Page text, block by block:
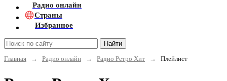
Радио онлайн
Страны
Избранное
Найти
Главная
→ Радио онлайн → Радио Ретро Хит → Плейлист